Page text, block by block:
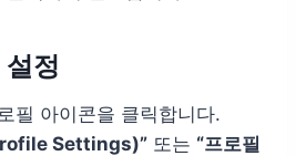
정
필 아이콘을 클릭합니다.
Settings)” 또는 “프로필